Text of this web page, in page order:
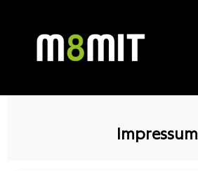
Impressum